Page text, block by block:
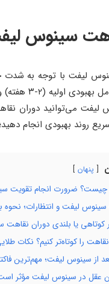
سینوس
می‌توانید دوران
روند بهبودی انجام
پنهان
ضرورت انجام تقویت
لیفت و انتظارات؛ نحوه
یا بلندی دوران نقاهت سینوس لیفت؛ 6 عامل
را کوتاه‌تر کنیم؟ نکات
از سینوس لیفت؛ مهم‌ترین
عقل در سینوس لیفت مؤثر